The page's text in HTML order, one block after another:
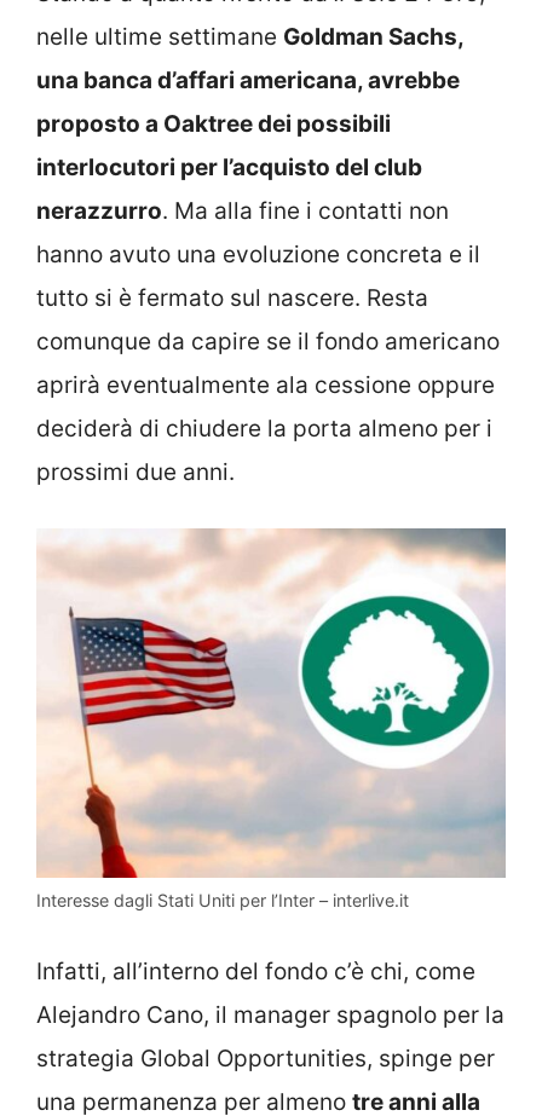
nelle ultime settimane Goldman Sachs,
una banca d’affari americana, avrebbe
proposto a Oaktree dei possibili
interlocutori per l’acquisto del club
nerazzurro. Ma alla fine i contatti non
hanno avuto una evoluzione concreta e il
tutto si è fermato sul nascere. Resta
comunque da capire se il fondo americano
aprirà eventualmente ala cessione oppure
deciderà di chiudere la porta almeno per i
prossimi due anni.
Interesse dagli Stati Uniti per l’Inter – interlive.it
Infatti, all’interno del fondo c’è chi, come
Alejandro Cano, il manager spagnolo per la
strategia Global Opportunities, spinge per
una permanenza per almeno tre anni alla